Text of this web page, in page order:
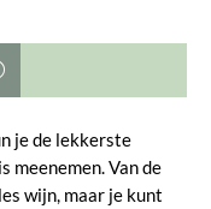
je de lekkerste
meenemen. Van de
wijn, maar je kunt